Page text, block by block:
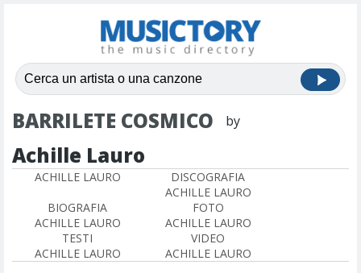
BARRILETE COSMICO by
Achille Lauro
ACHILLE LAURO
DISCOGRAFIA
ACHILLE LAURO
BIOGRAFIA
ACHILLE LAURO
FOTO
ACHILLE LAURO
TESTI
ACHILLE LAURO
VIDEO
ACHILLE LAURO